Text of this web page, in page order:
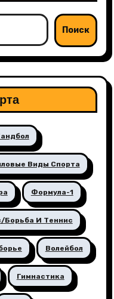
Поиск
Виды Спорта
Формула-1
борьба И Теннис
Волейбол
Гимнастика